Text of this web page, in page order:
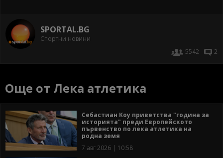
SPORTAL.BG
Спортни новини
5542
2
Още от Лека атлетика
Себастиан Коу приветства "година за
историята" преди Европейското
първенство по лека атлетика на
родна земя
7 авг 2026 | 10:58